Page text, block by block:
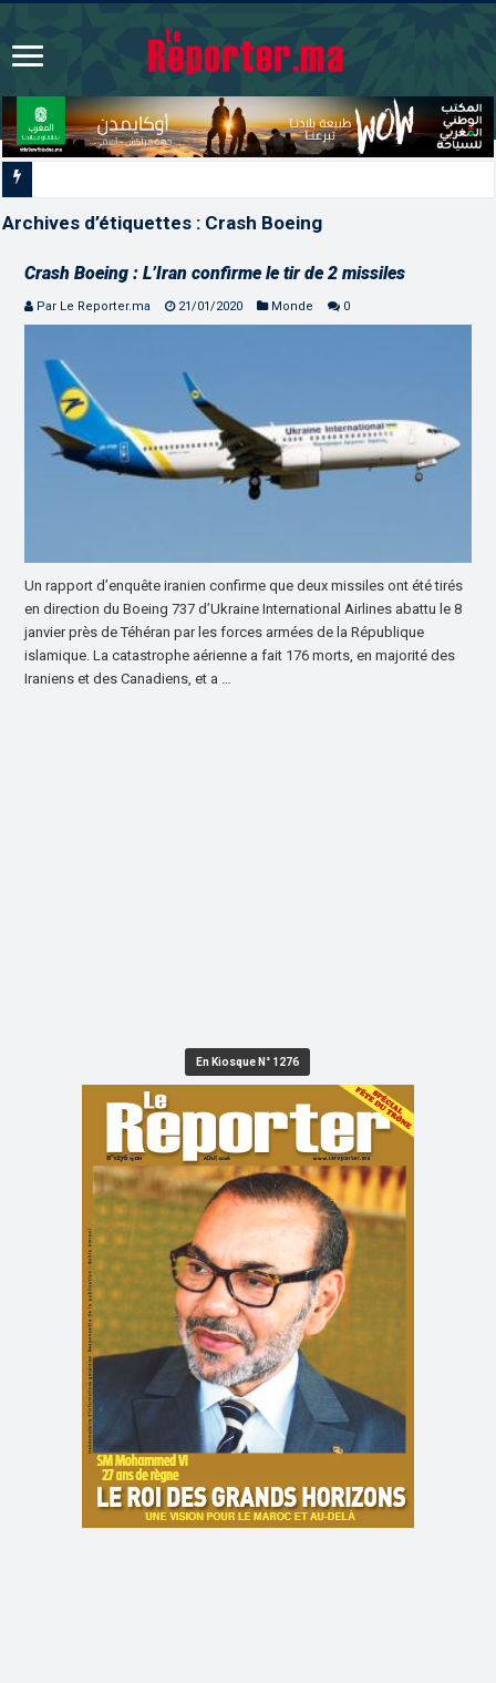
Archives d’étiquettes : Crash Boeing
Crash Boeing : L’Iran confirme le tir de 2 missiles
Par Le Reporter.ma 21/01/2020 Monde 0
Un rapport d’enquête iranien confirme que deux missiles ont été tirés
en direction du Boeing 737 d’Ukraine International Airlines abattu le 8
janvier près de Téhéran par les forces armées de la République
islamique. La catastrophe aérienne a fait 176 morts, en majorité des
Iraniens et des Canadiens, et a …
En Kiosque N° 1276